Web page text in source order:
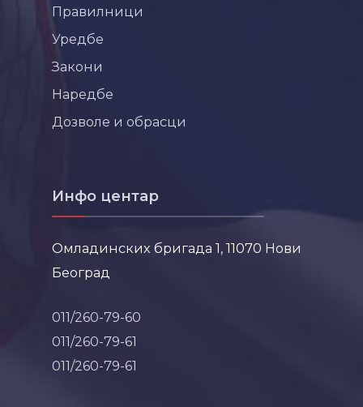
Правилници
Уредбе
Закони
Наредбе
Дозволе и обрасци
Инфо центар
Омладинских бригада 1, 11070 Нови
Београд
011/260-79-60
011/260-79-61
011/260-79-61